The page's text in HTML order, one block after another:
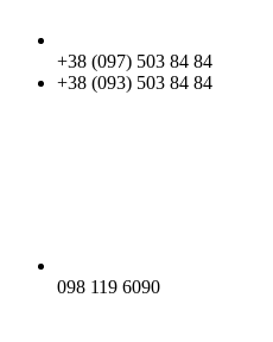
+38 (097) 503 84 84
+38 (093) 503 84 84
098 119 6090